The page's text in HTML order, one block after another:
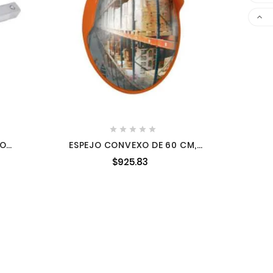
    
ESPEJO CONVEXO DE 60 CM,
TRUPER TRUP-101609
$925.83
